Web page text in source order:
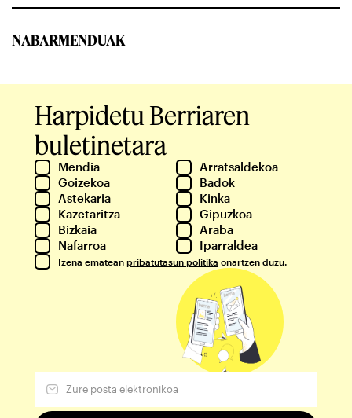
NABARMENDUAK
Harpidetu Berriaren
buletinetara
Mendia
Arratsaldekoa
Goizekoa
Badok
Astekaria
Kinka
Kazetaritza
Gipuzkoa
Bizkaia
Araba
Nafarroa
Iparraldea
Izena ematean pribatutasun politika onartzen duzu.